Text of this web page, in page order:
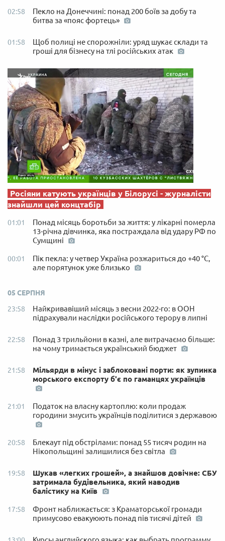
02:58
Пекло на Донеччині: понад 200 боїв за добу та
битва за «пояс фортець»
01:58
Щоб полиці не спорожніли: уряд шукає склади та
гроші для бізнесу на тлі російських атак
Росіяни катують українців у Білорусі - журналісти
знайшли цей концтабір
01:01
Понад місяць боротьби за життя: у лікарні померла
13-річна дівчинка, яка постраждала від удару РФ по
Сумщині
00:01
Пік пекла: у четвер Україна розжариться до +40 °C,
але порятунок уже близько
05 СЕРПНЯ
23:58
Найкривавіший місяць з весни 2022-го: в ООН
підрахували наслідки російського терору в липні
22:58
Понад 3 трильйони в казні, але витрачаємо більше:
на чому тримається український бюджет
21:58
Мільярди в мінус і заблоковані порти: як зупинка
морського експорту б'є по гаманцях українців
21:01
Податок на власну картоплю: коли продаж
городини змусить українців поділитися з державою
20:58
Блекаут під обстрілами: понад 55 тисяч родин на
Нікопольщині залишилися без світла
19:58
Шукав «легких грошей», а знайшов довічне: СБУ
затримала будівельника, який наводив
балістику на Київ
17:58
Фронт наближається: з Краматорської громади
примусово евакуюють понад пів тисячі дітей